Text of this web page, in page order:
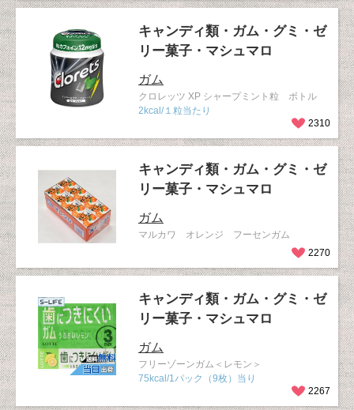
キャンディ類・ガム・グミ・ゼ
リー菓子・マシュマロ
ガム
クロレッツ XP シャープミント粒 ボトル
2kcal/１粒当たり
2310
キャンディ類・ガム・グミ・ゼ
リー菓子・マシュマロ
ガム
マルカワ オレンジ フーセンガム
2270
キャンディ類・ガム・グミ・ゼ
リー菓子・マシュマロ
ガム
フリーゾーンガム＜レモン＞
75kcal/1パック（9枚）当り
2267